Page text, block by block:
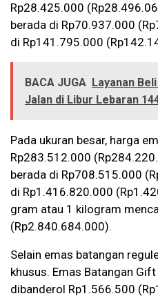
Rp28.425.000
berada di Rp70.937.000
di Rp141.795.000
BACA JUGA Layanan
Jalan di Libur Lebaran
Pada ukuran besar, harga
Rp283.512.000
berada di Rp708.515.000
di Rp1.416.820.000
gram atau 1 kilogram
(Rp2.840.684.000).
Selain emas batangan
khusus. Emas Batangan
dibanderol Rp1.566.500